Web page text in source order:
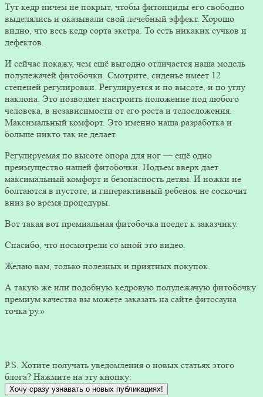
Тут кедр ничем не покрыт, чтобы фитонциды его свободно
выделялись и оказывали свой лечебный эффект. Хорошо
видно, что весь кедр сорта экстра. То есть никаких сучков и
дефектов.
И сейчас покажу, чем ещё выгодно отличается наша модель
полулежачей фитобочки. Смотрите, сиденье имеет 12
степеней регулировки. Регулируется и по высоте, и по углу
наклона. Это позволяет настроить положение под любого
человека, в независимости от его роста и телосложения.
Максимальный комфорт. Это именно наша разработка и
больше никто так не делает.
Регулируемая по высоте опора для ног — ещё одно
преимущество нашей фитобочки. Подъем вверх дает
максимальный комфорт и безопасность детям. И ножки не
болтаются в пустоте, и гиперактивный ребенок не соскочит
вниз во время процедуры.
Вот такая вот премиальная фитобочка поедет к заказчику.
Спасибо, что посмотрели со мной это видео.
Желаю вам, только полезных и приятных покупок.
А такую же или подобную кедровую полулежачую фитобочку
премиум качества вы можете заказать на сайте фитосауна
точка ру.»
P.S. Хотите получать уведомления о новых статьях этого
блога? Нажмите на эту кнопку:
Хочу сразу узнавать о новых публикациях!